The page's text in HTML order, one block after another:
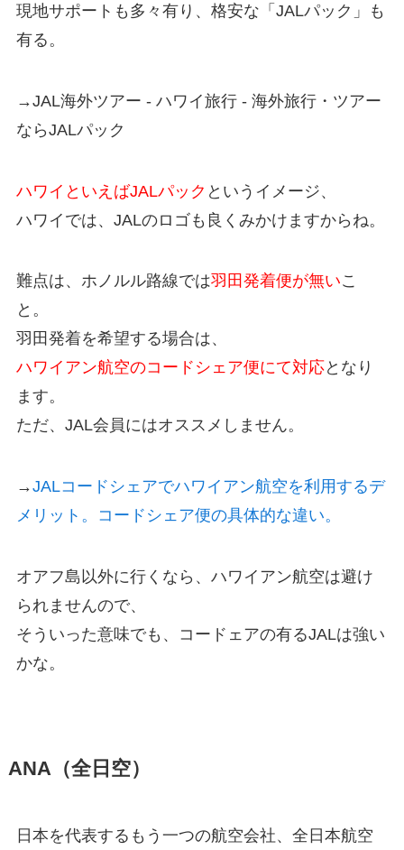
現地サポートも多々有り、格安な「JALパック」も
有る。
→JAL海外ツアー - ハワイ旅行 - 海外旅行・ツアー
ならJALパック
ハワイといえばJALパック というイメージ、
ハワイでは、JALのロゴも良くみかけますからね。
難点は、ホノルル路線では羽田発着便が無いこ
と。
羽田発着を希望する場合は、
ハワイアン航空のコードシェア便にて対応となり
ます。
ただ、JAL会員にはオススメしません。
→JALコードシェアでハワイアン航空を利用するデ
メリット。コードシェア便の具体的な違い。
オアフ島以外に行くなら、ハワイアン航空は避け
られませんので、
そういった意味でも、コードェアの有るJALは強い
かな。
ANA（全日空）
日本を代表するもう一つの航空会社、全日本航空